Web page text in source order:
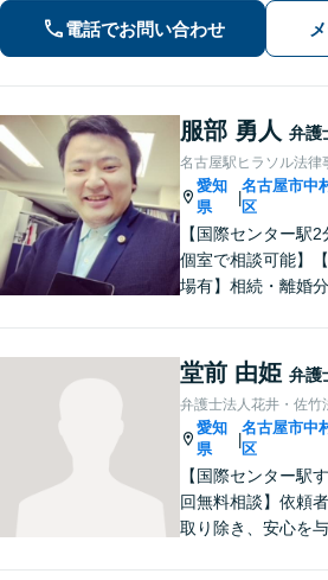
問題（債
るか悩む
電話でお問い合わせ
服部 勇人 弁護
名古屋駅ヒラソル法律
愛知
県
|
名古屋市中
区
【国際センター駅
個室で相談可能】
場有】相続・離婚分
続の専門家と呼ばれ
の登録もしています
る、身近な法律事
しています。ぜひ、
ださい。
堂前 由姫 弁護
弁護士法人花井・佐竹
愛知
県
|
名古屋市中
区
【国際センター駅
回無料相談】依頼
取り除き、安心を与